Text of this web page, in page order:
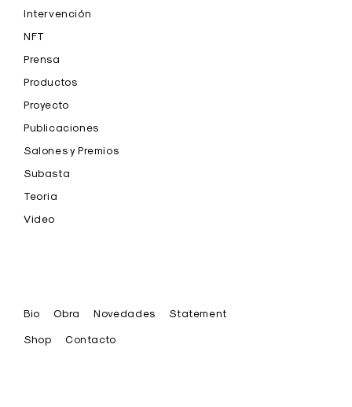
Intervención
NFT
Prensa
Productos
Proyecto
Publicaciones
Salones y Premios
Subasta
Teoria
Video
Bio Obra Novedades Statement
Shop Contacto